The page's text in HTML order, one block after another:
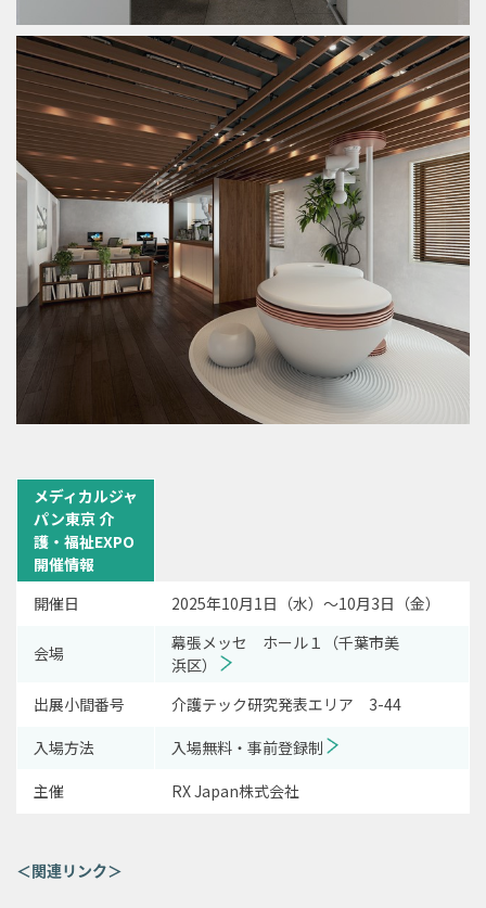
メディカルジャ
パン東京 介
護・福祉EXPO
開催情報
開催日
2025年10月1日（水）～10月3日（金）
会場
幕張メッセ ホール１（千葉市美
浜区）
出展小間番号
介護テック研究発表エリア 3-44
入場方法
入場無料・事前登録制
主催
RX Japan株式会社
＜関連リンク＞